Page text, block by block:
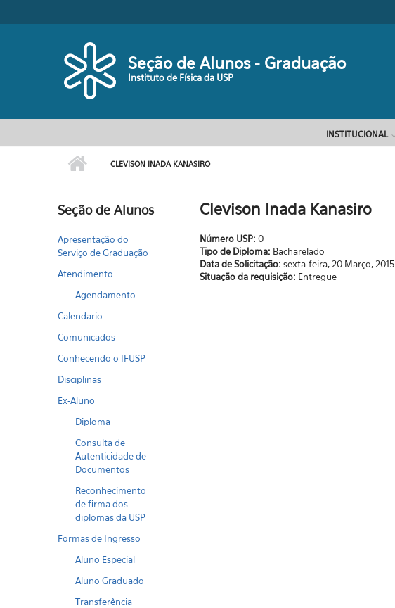
Seção de Alunos - Graduação
Instituto de Física da USP
INSTITUCIONAL
CLEVISON INADA KANASIRO
Seção de Alunos
Apresentação do
Serviço de Graduação
Atendimento
Agendamento
Calendario
Comunicados
Conhecendo o IFUSP
Disciplinas
Ex-Aluno
Diploma
Consulta de
Autenticidade de
Documentos
Reconhecimento
de firma dos
diplomas da USP
Formas de Ingresso
Aluno Especial
Aluno Graduado
Transferência
Clevison Inada Kanasiro
Número USP: 0
Tipo de Diploma: Bacharelado
Data de Solicitação: sexta-feira, 20 Março, 2015
Situação da requisição: Entregue